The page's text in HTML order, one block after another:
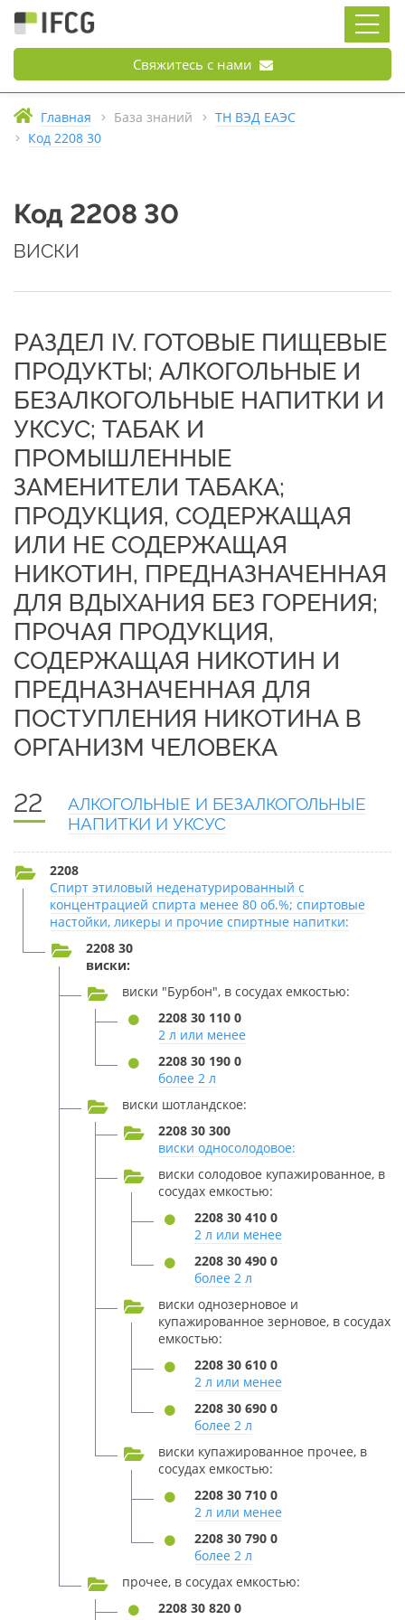
Свяжитесь с нами
Главная База знаний
ТН ВЭД ЕАЭС
Код 2208 30
Код 2208 30
ВИСКИ
РАЗДЕЛ IV. ГОТОВЫЕ ПИЩЕВЫЕ
ПРОДУКТЫ; АЛКОГОЛЬНЫЕ И
БЕЗАЛКОГОЛЬНЫЕ НАПИТКИ И
УКСУС; ТАБАК И
ПРОМЫШЛЕННЫЕ
ЗАМЕНИТЕЛИ ТАБАКА;
ПРОДУКЦИЯ, СОДЕРЖАЩАЯ
ИЛИ НЕ СОДЕРЖАЩАЯ
НИКОТИН, ПРЕДНАЗНАЧЕННАЯ
ДЛЯ ВДЫХАНИЯ БЕЗ ГОРЕНИЯ;
ПРОЧАЯ ПРОДУКЦИЯ,
СОДЕРЖАЩАЯ НИКОТИН И
ПРЕДНАЗНАЧЕННАЯ ДЛЯ
ПОСТУПЛЕНИЯ НИКОТИНА В
ОРГАНИЗМ ЧЕЛОВЕКА
22
АЛКОГОЛЬНЫЕ И БЕЗАЛКОГОЛЬНЫЕ
НАПИТКИ И УКСУС
2208
Спирт этиловый неденатурированный с
концентрацией спирта менее 80 об.%; спиртовые
настойки, ликеры и прочие спиртные напитки:
2208 30
виски:
виски "Бурбон", в сосудах емкостью:
2208 30 110 0
2 л или менее
2208 30 190 0
более 2 л
виски шотландское:
2208 30 300
виски односолодовое:
виски солодовое купажированное, в
сосудах емкостью:
2208 30 410 0
2 л или менее
2208 30 490 0
более 2 л
виски однозерновое и
купажированное зерновое, в сосудах
емкостью:
2208 30 610 0
2 л или менее
2208 30 690 0
более 2 л
виски купажированное прочее, в
сосудах емкостью:
2208 30 710 0
2 л или менее
2208 30 790 0
более 2 л
прочее, в сосудах емкостью:
2208 30 820 0